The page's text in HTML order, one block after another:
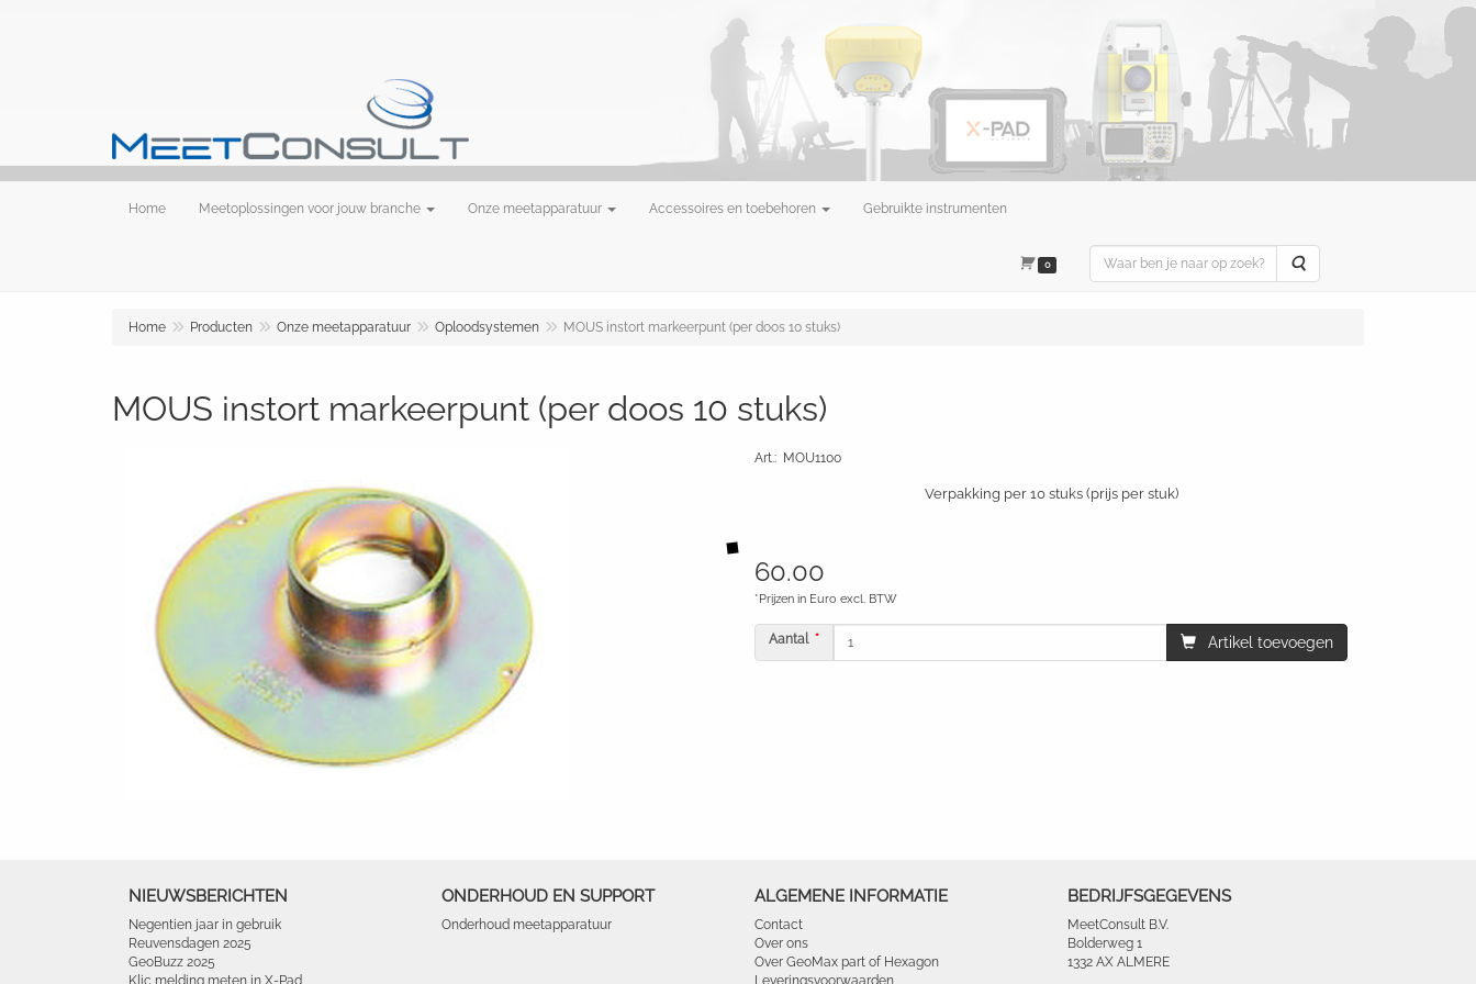
Home Meetoplossingen voor jouw branche Onze meetapparatuur Accessoires en toebehoren Gebruikte instrumenten
0 Zoeken
Home Producten Onze meetapparatuur Oploodsystemen MOUS instort markeerpunt (per doos 10 stuks)
MOUS instort markeerpunt (per doos 10 stuks)
Art.: MOU1100
Verpakking per 10 stuks (prijs per stuk)
60.00
*Prijzen in Euro excl. BTW
Aantal Artikel toevoegen
NIEUWSBERICHTEN
Negentien jaar in gebruik
Reuvensdagen 2025
GeoBuzz 2025
Klic melding meten in X-Pad
ONDERHOUD EN SUPPORT
Onderhoud meetapparatuur
ALGEMENE INFORMATIE
Contact
Over ons
Over GeoMax part of Hexagon
Leveringsvoorwaarden
BEDRIJFSGEGEVENS
MeetConsult B.V.
Bolderweg 1
1332 AX ALMERE